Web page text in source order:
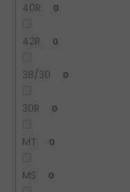
40R 0
42R 0
38/30 0
30R 0
MT 0
MS 0